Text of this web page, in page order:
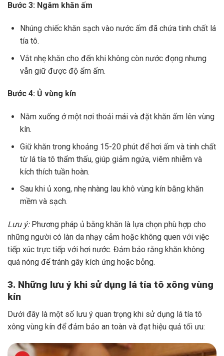
Bước 3: Ngâm khăn ấm
Nhúng chiếc khăn sạch vào nước ấm đã chứa tinh chất lá
tía tô.
Vắt nhẹ khăn cho đến khi không còn nước đọng nhưng
vẫn giữ được độ ẩm ấm.
Bước 4: Ủ vùng kín
Nằm xuống ở một nơi thoải mái và đặt khăn ấm lên vùng
kín.
Giữ khăn trong khoảng 15-20 phút để hơi ấm và tinh chất
từ lá tía tô thẩm thấu, giúp giảm ngứa, viêm nhiễm và
kích thích tuần hoàn.
Sau khi ủ xong, nhẹ nhàng lau khô vùng kín bằng khăn
mềm và sạch.
Lưu ý:Phương pháp ủ bằng khăn là lựa chọn phù hợp cho
những người có làn da nhạy cảm hoặc không quen với việc
tiếp xúc trực tiếp với hơi nước. Đảm bảo rằng khăn không
quá nóng để tránh gây kích ứng hoặc bỏng.
3. Những lưu ý khi sử dụng lá tía tô xông vùng
kín
Dưới đây là một số lưu ý quan trọng khi sử dụng lá tía tô
xông vùng kín để đảm bảo an toàn và đạt hiệu quả tối ưu: